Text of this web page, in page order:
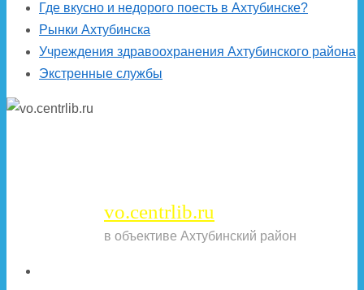
Где вкусно и недорого поесть в Ахтубинске?
Рынки Ахтубинска
Учреждения здравоохранения Ахтубинского района
Экстренные службы
vo.centrlib.ru
в объективе Ахтубинский район